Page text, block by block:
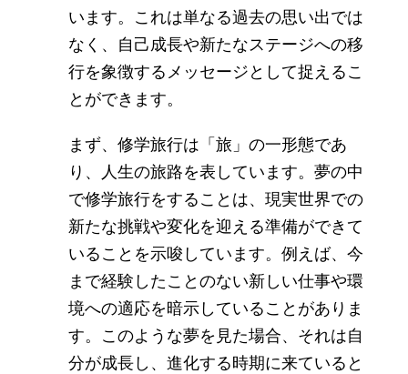
います。これは単なる過去の思い出では
なく、自己成長や新たなステージへの移
行を象徴するメッセージとして捉えるこ
とができます。
まず、修学旅行は「旅」の一形態であ
り、人生の旅路を表しています。夢の中
で修学旅行をすることは、現実世界での
新たな挑戦や変化を迎える準備ができて
いることを示唆しています。例えば、今
まで経験したことのない新しい仕事や環
境への適応を暗示していることがありま
す。このような夢を見た場合、それは自
分が成長し、進化する時期に来ていると